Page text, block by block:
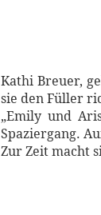
Kathi Breuer,
sie den Füller
„Emily und
Spaziergang.
Zur Zeit macht